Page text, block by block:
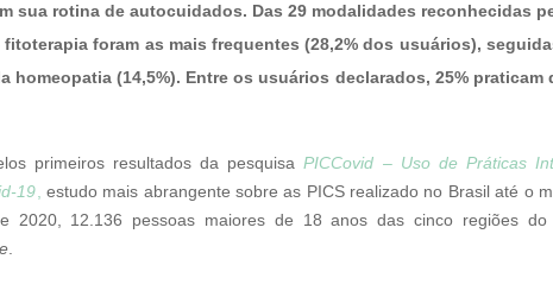
sua rotina de autocuidados. Das 29 modalidades reconhecidas
fitoterapia foram as mais frequentes (28,2% dos usuários),
homeopatia (14,5%). Entre os usuários declarados, 25% praticam
primeiros resultados da pesquisaPICCovid – Uso de Práticas
19 estudo mais abrangente sobre as PICS realizado no Brasil até o
2020, 12.136 pessoas maiores de 18 anos das cinco regiões do